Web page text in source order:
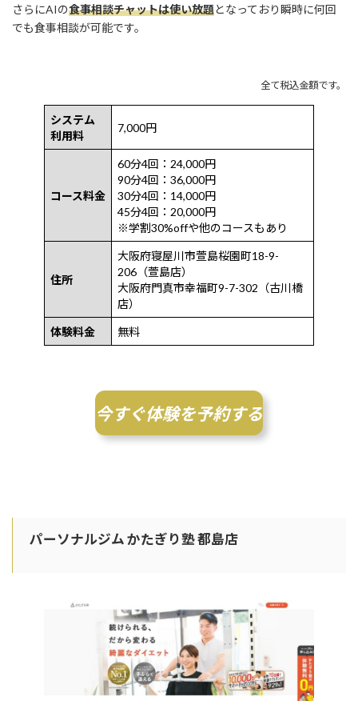
さらにAIの食事相談チャットは使い放題となっており瞬時に何回
でも食事相談が可能です。
全て税込金額です。
システム
利用料
7,000円
コース料金
60分4回：24,000円
90分4回：36,000円
30分4回：14,000円
45分4回：20,000円
※学割30%offや他のコースもあり
住所
大阪府寝屋川市萱島桜園町18-9-
206（萱島店）
大阪府門真市幸福町9-7-302（古川橋
店）
体験料金 無料
今すぐ体験を予約する
パーソナルジム かたぎり塾 都島店